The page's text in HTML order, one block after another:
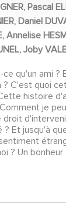
Pascal
Daniel
Annelise
Joby
SPITERI,
Pierre
Jean-Pierre
Laetitia
qu'un ami ?
? C'est quoi
histoire
je
droit
Et jusqu'à
? Un bonheur